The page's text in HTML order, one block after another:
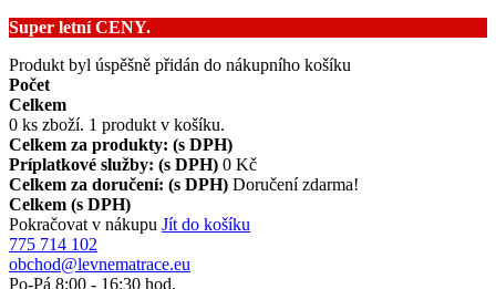
Super letní CENY.
Produkt byl úspěšně přidán do nákupního košíku
Počet
Celkem
0 ks zboží. 1 produkt v košíku.
Celkem za produkty: (s DPH)
Príplatkové služby: (s DPH) 0 Kč
Celkem za doručení: (s DPH) Doručení zdarma!
Celkem (s DPH)
Pokračovat v nákupu Jít do košíku
775 714 102
obchod@levnematrace.eu
Po-Pá 8:00 - 16:30 hod.